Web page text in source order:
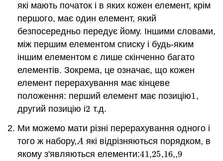
які мають початок і в яких кожен елемент, крім
першого, має один елемент, який
безпосередньо передує йому. Іншими словами,
між першим елементом списку і будь-яким
іншим елементом є лише скінченно багато
елементів. Зокрема, це означає, що кожен
елемент перерахування має кінцеве
положення: перший елемент має позицію1
1,
другий позицію і2
2 т.д.
Ми можемо мати різні перерахування одного і
того ж набору,A
A які відрізняються порядком, в
якому з'являються елементи:4
41
1,25
25,16
16,,9
9